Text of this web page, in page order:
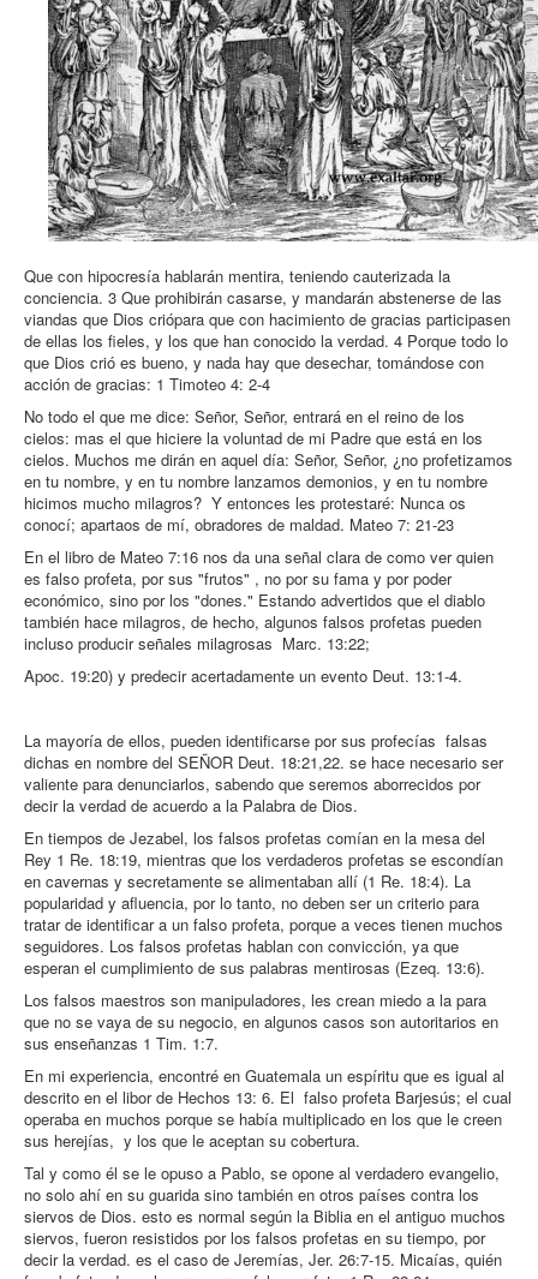
Que con hipocresía hablarán mentira, teniendo cauterizada la
conciencia. 3 Que prohibirán casarse, y mandarán abstenerse de las
viandas que Dios criópara que con hacimiento de gracias participasen
de ellas los fieles, y los que han conocido la verdad. 4 Porque todo lo
que Dios crió es bueno, y nada hay que desechar, tomándose con
acción de gracias: 1 Timoteo 4: 2-4
No todo el que me dice: Señor, Señor, entrará en el reino de los
cielos: mas el que hiciere la voluntad de mi Padre que está en los
cielos. Muchos me dirán en aquel día: Señor, Señor, ¿no profetizamos
en tu nombre, y en tu nombre lanzamos demonios, y en tu nombre
hicimos mucho milagros? Y entonces les protestaré: Nunca os
conocí; apartaos de mí, obradores de maldad. Mateo 7: 21-23
En el libro de Mateo 7:16 nos da una señal clara de como ver quien
es falso profeta, por sus "frutos" , no por su fama y por poder
económico, sino por los "dones." Estando advertidos que el diablo
también hace milagros, de hecho, algunos falsos profetas pueden
incluso producir señales milagrosas Marc. 13:22;
Apoc. 19:20) y predecir acertadamente un evento Deut. 13:1-4.
La mayoría de ellos, pueden identificarse por sus profecías falsas
dichas en nombre del SEÑOR Deut. 18:21,22. se hace necesario ser
valiente para denunciarlos, sabendo que seremos aborrecidos por
decir la verdad de acuerdo a la Palabra de Dios.
En tiempos de Jezabel, los falsos profetas comían en la mesa del
Rey 1 Re. 18:19, mientras que los verdaderos profetas se escondían
en cavernas y secretamente se alimentaban allí (1 Re. 18:4). La
popularidad y afluencia, por lo tanto, no deben ser un criterio para
tratar de identificar a un falso profeta, porque a veces tienen muchos
seguidores. Los falsos profetas hablan con convicción, ya que
esperan el cumplimiento de sus palabras mentirosas (Ezeq. 13:6).
Los falsos maestros son manipuladores, les crean miedo a la para
que no se vaya de su negocio, en algunos casos son autoritarios en
sus enseñanzas 1 Tim. 1:7.
En mi experiencia, encontré en Guatemala un espíritu que es igual al
descrito en el libor de Hechos 13: 6. El falso profeta Barjesús; el cual
operaba en muchos porque se había multiplicado en los que le creen
sus herejías, y los que le aceptan su cobertura.
Tal y como él se le opuso a Pablo, se opone al verdadero evangelio,
no solo ahí en su guarida sino también en otros países contra los
siervos de Dios. esto es normal según la Biblia en el antiguo muchos
siervos, fueron resistidos por los falsos profetas en su tiempo, por
decir la verdad. es el caso de Jeremías, Jer. 26:7-15. Micaías, quién